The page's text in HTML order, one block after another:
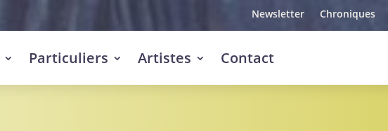
Newsletter Chroniques
Particuliers Artistes Contact